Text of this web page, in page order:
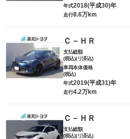
年式2018(平成30)年
走行8.6万km
Ｃ－ＨＲ
支払総額
(税込)(リ済込)
車両本体価格
(税込)
年式2019(平成31)年
走行4.2万km
Ｃ－ＨＲ
支払総額
(税込)(リ済込)